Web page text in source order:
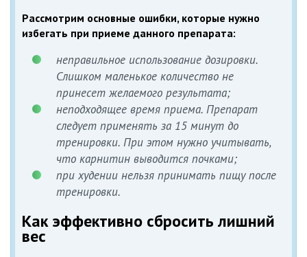
Рассмотрим основные ошибки, которые нужно
избегать при приеме данного препарата:
неправильное использование дозировки.
Слишком маленькое количество не
принесет желаемого результата;
неподходящее время приема. Препарат
следует применять за 15 минут до
тренировки. При этом нужно учитывать,
что карнитин выводится почками;
при худении нельзя принимать пищу после
тренировки.
Как эффективно сбросить лишний
вес